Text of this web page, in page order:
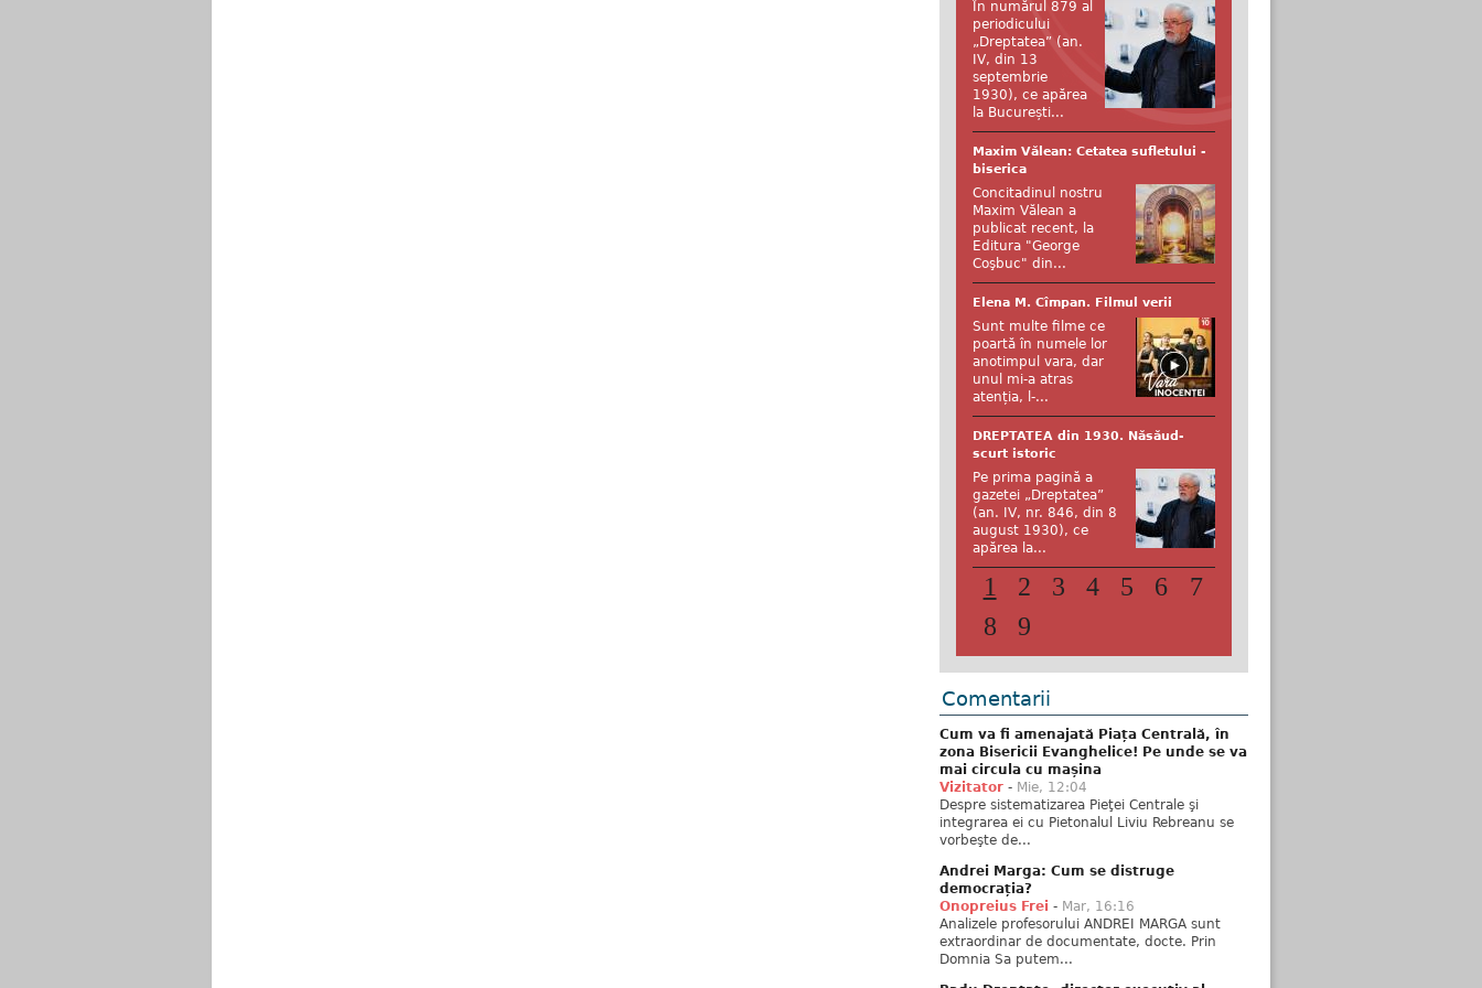
În numărul 879 al
periodicului
„Dreptatea” (an.
IV, din 13
septembrie
1930), ce apărea
la București...
Maxim Vălean: Cetatea sufletului -
biserica
Concitadinul nostru
Maxim Vălean a
publicat recent, la
Editura "George
Coşbuc" din...
Elena M. Cîmpan. Filmul verii
Sunt multe filme ce
poartă în numele lor
anotimpul vara, dar
unul mi-a atras
atenția, l-...
DREPTATEA din 1930. Năsăud-
scurt istoric
Pe prima pagină a
gazetei „Dreptatea”
(an. IV, nr. 846, din 8
august 1930), ce
apărea la...
1 2 3 4 5 6
7
8
9
Comentarii
Cum va fi amenajată Piața Centrală, în
zona Bisericii Evanghelice! Pe unde se va
mai circula cu mașina
Vizitator - Mie, 12:04
Despre sistematizarea Pieţei Centrale şi
integrarea ei cu Pietonalul Liviu Rebreanu se
vorbeşte de...
Andrei Marga: Cum se distruge
democrația?
Onopreius Frei - Mar, 16:16
Analizele profesorului ANDREI MARGA sunt
extraordinar de documentate, docte. Prin
Domnia Sa putem...